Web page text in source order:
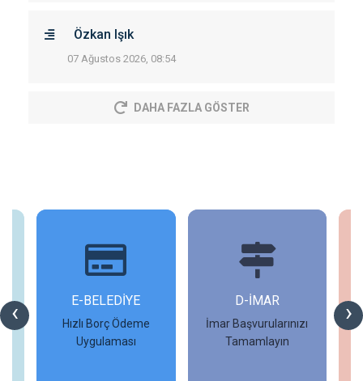
Özkan Işık
07 Ağustos 2026, 08:54
DAHA FAZLA GÖSTER
‹ ›
E-BELEDİYE
Hızlı Borç Ödeme
Uygulaması
D-İMAR
İmar Başvurularınızı
Tamamlayın